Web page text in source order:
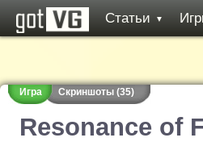
Статьи ▼
Игра Скриншоты (35)
Resonance of